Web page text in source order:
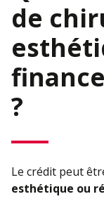
de
?
Le crédit peut
esthétique ou